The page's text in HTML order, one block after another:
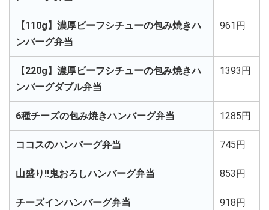
【110g】濃厚ビーフシチューの包み焼きハ
ンバーグ弁当
961円
【220g】濃厚ビーフシチューの包み焼きハ
ンバーグダブル弁当
1393円
6種チーズの包み焼きハンバーグ弁当 1285円
ココスのハンバーグ弁当 745円
山盛り!!鬼おろしハンバーグ弁当 853円
チーズインハンバーグ弁当 918円